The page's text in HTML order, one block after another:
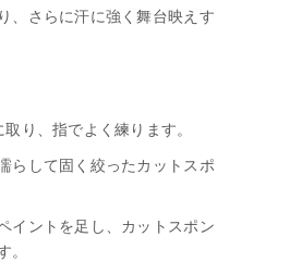
、さらに汗に強く舞台映えす
り、指でよく練ります。
らして固く絞ったカットスポ
イントを足し、カットスポン
。